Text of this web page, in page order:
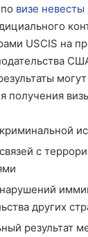
визе невесты
USCIS на
получения
с
других
результат